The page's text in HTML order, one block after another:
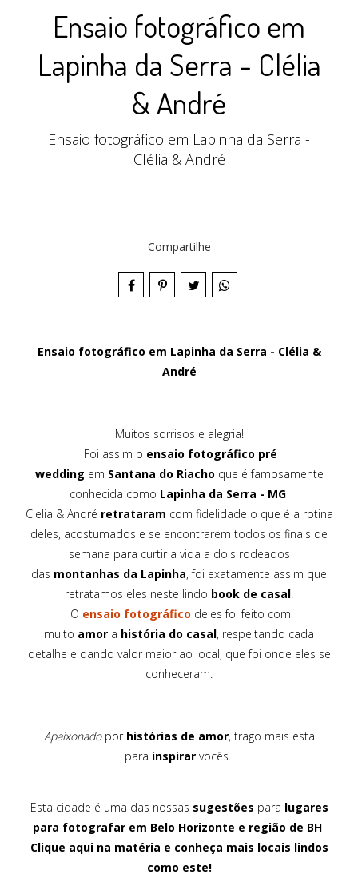
Ensaio fotográfico em
Lapinha da Serra - Clélia
& André
Ensaio fotográfico em Lapinha da Serra -
Clélia & André
Compartilhe
Ensaio fotográfico em Lapinha da Serra - Clélia &
André
Muitos sorrisos e alegria!
Foi assim o ensaio fotográfico pré
wedding em Santana do Riacho que é famosamente
conhecida como Lapinha da Serra - MG
Clelia & André retrataram com fidelidade o que é a rotina
deles, acostumados e se encontrarem todos os finais de
semana para curtir a vida a dois rodeados
das montanhas da Lapinha, foi exatamente assim que
retratamos eles neste lindo book de casal.
O ensaio fotográfico deles foi feito com
muito amor a história do casal, respeitando cada
detalhe e dando valor maior ao local, que foi onde eles se
conheceram.
Apaixonadopor histórias de amor, trago mais esta
para inspirarvocês.
Esta cidade é uma das nossas sugestões para lugares
para fotografar em Belo Horizonte e região de BH
Clique aqui na matéria e conheça mais locais lindos
como este!